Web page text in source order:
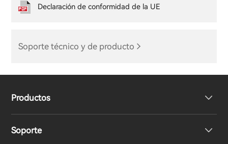
Soporte técnico y de producto
Declaración de conformidad de la UE
Productos
Auriculares
Soporte